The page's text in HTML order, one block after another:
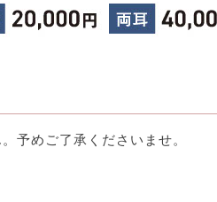
予めご了承くださいませ。